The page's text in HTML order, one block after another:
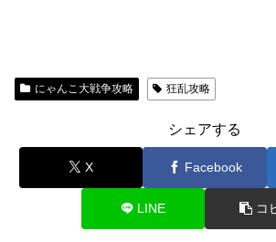
にゃんこ大戦争攻略 狂乱攻略
シェアする
X Facebook
LINE コ